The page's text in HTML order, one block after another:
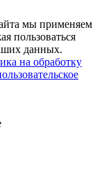
мы применяем
пользоваться
данных.
на обработку